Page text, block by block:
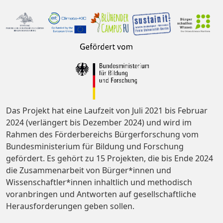
Das Projekt hat eine Laufzeit von Juli 2021 bis Februar
2024 (verlängert bis Dezember 2024) und wird im
Rahmen des Förderbereichs Bürgerforschung vom
Bundesministerium für Bildung und Forschung
gefördert. Es gehört zu 15 Projekten, die bis Ende 2024
die Zusammenarbeit von Bürger*innen und
Wissenschaftler*innen inhaltlich und methodisch
voranbringen und Antworten auf gesellschaftliche
Herausforderungen geben sollen.